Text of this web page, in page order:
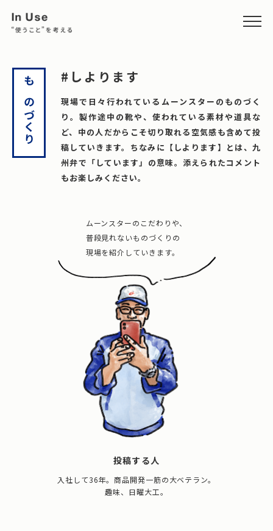
ものづくり
#しよります
現場で日々行われているムーンスターのものづく
り。製作途中の靴や、使われている素材や道具な
ど、中の人だからこそ切り取れる空気感も含めて投
稿していきます。ちなみに【しよります】とは、九
州弁で「しています」の意味。添えられたコメント
もお楽しみください。
ムーンスターのこだわりや、
普段見れないものづくりの
現場を紹介していきます。
投稿する人
入社して36年。商品開発一筋の大ベテラン。
趣味、日曜大工。